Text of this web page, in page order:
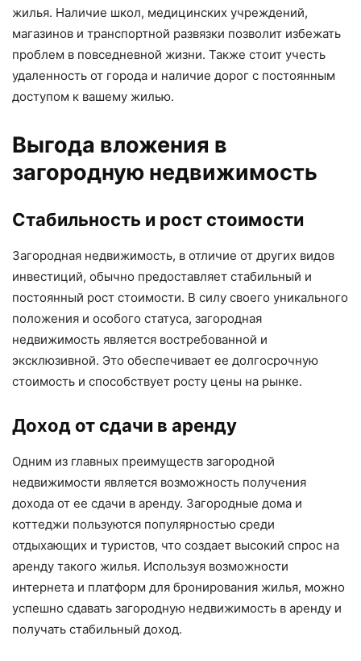
жилья. Наличие школ, медицинских учреждений,
магазинов и транспортной развязки позволит избежать
проблем в повседневной жизни. Также стоит учесть
удаленность от города и наличие дорог с постоянным
доступом к вашему жилью.
Выгода вложения в
загородную недвижимость
Стабильность и рост стоимости
Загородная недвижимость, в отличие от других видов
инвестиций, обычно предоставляет стабильный и
постоянный рост стоимости. В силу своего уникального
положения и особого статуса, загородная
недвижимость является востребованной и
эксклюзивной. Это обеспечивает ее долгосрочную
стоимость и способствует росту цены на рынке.
Доход от сдачи в аренду
Одним из главных преимуществ загородной
недвижимости является возможность получения
дохода от ее сдачи в аренду. Загородные дома и
коттеджи пользуются популярностью среди
отдыхающих и туристов, что создает высокий спрос на
аренду такого жилья. Используя возможности
интернета и платформ для бронирования жилья, можно
успешно сдавать загородную недвижимость в аренду и
получать стабильный доход.